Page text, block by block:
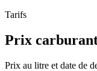
Tarifs
Prix
Prix au litre et date de